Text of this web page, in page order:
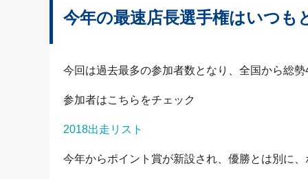
今年の最速店長選手権はいつも
今回は過去最多の参加者数となり、全国から総
参加者はこちらをチェック
2018出走リスト
今年からポイント賞が新設され、優勝とは別に